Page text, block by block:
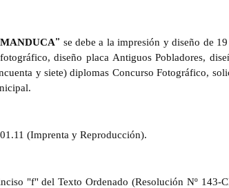
” se debe a la impresión y diseño de
diseño placa Antiguos Pobladores,
y siete) diplomas Concurso Fotográfico,
(Imprenta y Reproducción).
"f" del Texto Ordenado (Resolución Nº 143-